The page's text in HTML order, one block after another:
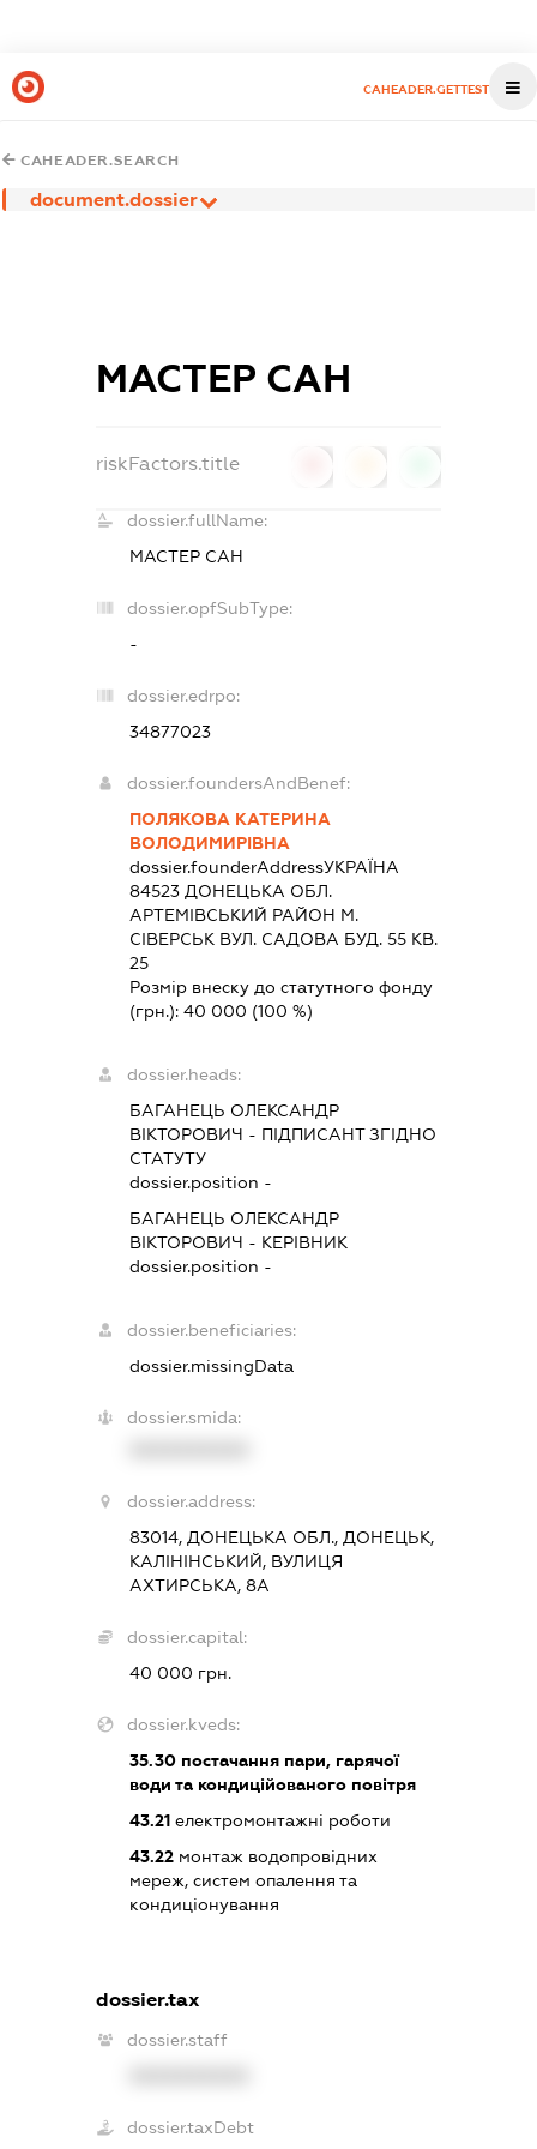
CAHEADER.GETTEST
CAHEADER.SEARCH
document.dossier
МАСТЕР САН
riskFactors.title
dossier.fullName:
МАСТЕР САН
dossier.opfSubType:
-
dossier.edrpo:
34877023
dossier.foundersAndBenef:
ПОЛЯКОВА КАТЕРИНА
ВОЛОДИМИРІВНА
dossier.founderAddressУКРАЇНА
84523 ДОНЕЦЬКА ОБЛ.
АРТЕМIВСЬКИЙ РАЙОН М.
СІВЕРСЬК ВУЛ. САДОВА БУД. 55 КВ.
25
Розмір внеску до статутного фонду
(грн.):40 000 (100 %)
dossier.heads:
БАГАНЕЦЬ ОЛЕКСАНДР
ВІКТОРОВИЧ - ПІДПИСАНТЗГІДНО
СТАТУТУ
dossier.position -
БАГАНЕЦЬ ОЛЕКСАНДР
ВІКТОРОВИЧ - КЕРІВНИК
dossier.position -
dossier.beneficiaries:
dossier.missingData
dossier.smida:
dossier.address:
83014, ДОНЕЦЬКА ОБЛ., ДОНЕЦЬК,
КАЛІНІНСЬКИЙ, ВУЛИЦЯ
АХТИРСЬКА, 8А
dossier.capital:
40 000 грн.
dossier.kveds:
35.30 постачання пари, гарячої
води та кондиційованого повітря
43.21 електромонтажні роботи
43.22 монтаж водопровідних
мереж, систем опалення та
кондиціонування
dossier.tax
dossier.staff
dossier.taxDebt